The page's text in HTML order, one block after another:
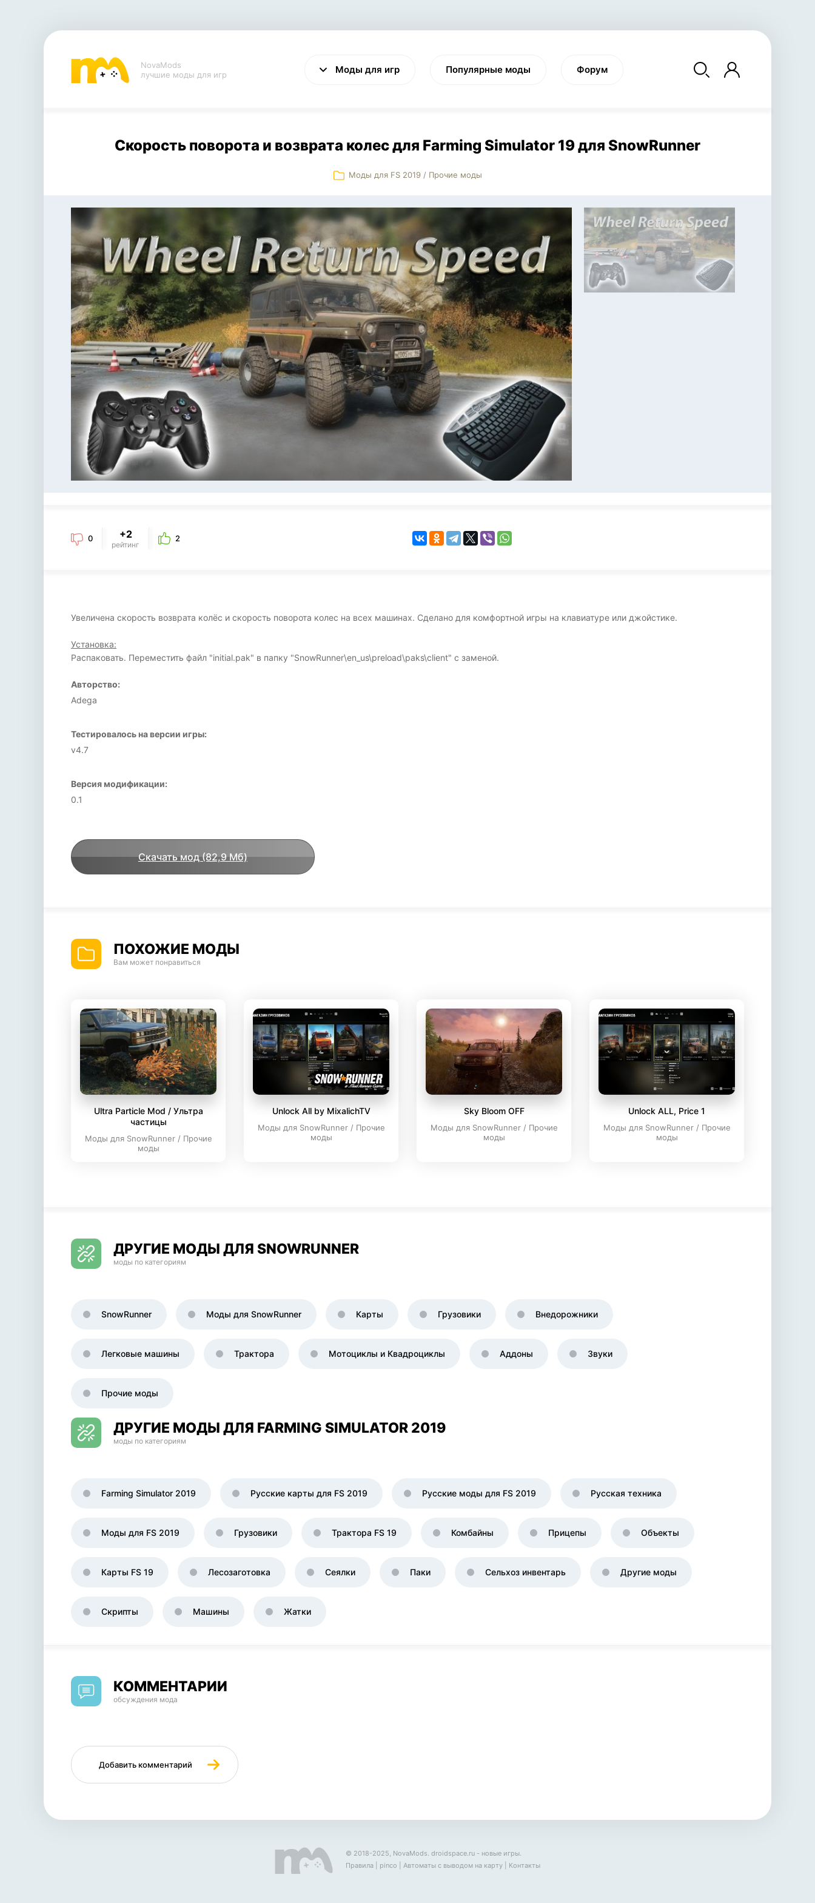
NovaMods
лучшие моды для игр
Моды для игр
VALHEIM CYBERPUNK 2077
KINGDOM COME:
DELIVERANCE
бродилка
KENSHI
экшн
Популярные моды Форум
Скорость поворота и возврата колес для Farming Simulator 19 для SnowRunner
Моды для FS 2019/ Прочие моды
0 +2
рейтинг
2
Увеличена скорость возврата колёс и скорость поворота колес на всех машинах. Сделано для комфортной игры на клавиатуре или джойстике.
Установка:
Распаковать. Переместить файл "initial.pak" в папку "SnowRunner\en_us\preload\paks\client" с заменой.
Авторство:
Adega
Тестировалось на версии игры:
v4.7
Версия модификации:
0.1
Скачать мод (82,9 Мб)
ПОХОЖИЕ МОДЫ
Вам может понравиться
Ultra Particle Mod / Ультра
частицы
Моды для SnowRunner / Прочие
моды
Unlock All by MixalichTV
Моды для SnowRunner / Прочие
моды
Sky Bloom OFF
Моды для SnowRunner / Прочие
моды
Unlock ALL, Price 1
Моды для SnowRunner / Прочие
моды
ДРУГИЕ МОДЫ ДЛЯ SNOWRUNNER
моды по категориям
SnowRunner Моды для SnowRunner Карты Грузовики Внедорожники
Легковые машины Трактора Мотоциклы и Квадроциклы Аддоны Звуки
Прочие моды
ДРУГИЕ МОДЫ ДЛЯ FARMING SIMULATOR 2019
моды по категориям
Farming Simulator 2019 Русские карты для FS 2019 Русские моды для FS 2019 Русская техника
Моды для FS 2019 Грузовики Трактора FS 19 Комбайны Прицепы Объекты
Карты FS 19 Лесозаготовка Сеялки Паки Сельхоз инвентарь Другие моды
Скрипты Машины Жатки
КОММЕНТАРИИ
обсуждения мода
Добавить комментарий
© 2018-2025, NovaMods. droidspace.ru - новые игры.
Правила
pinco Автоматы с выводом на карту Контакты